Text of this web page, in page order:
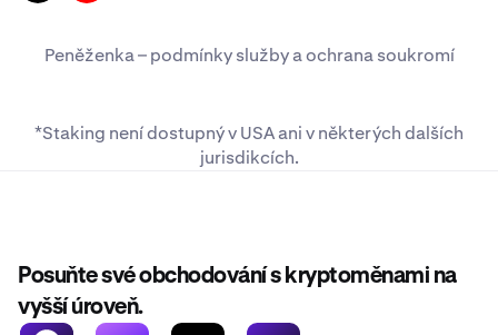
Peněženka –podmínky službyaochrana soukromí
*Staking není dostupný v USA aniv některých dalších
jurisdikcích.
Posuňte své obchodování s kryptoměnami na
vyšší úroveň.